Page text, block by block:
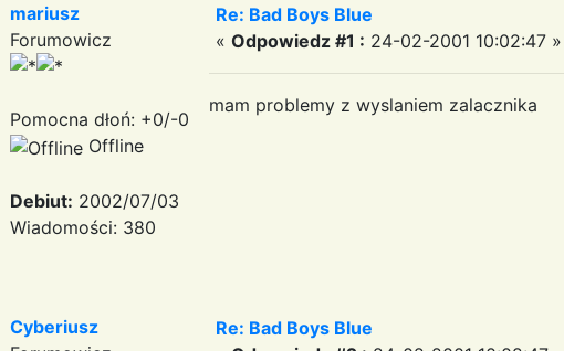
mariusz
Forumowicz
Pomocna dłoń: +0/-0
Offline
Debiut: 2002/07/03
Wiadomości: 380
Re: Bad Boys Blue
« Odpowiedz #1 : 24-02-2001 10:02:47 »
mam problemy z wyslaniem zalacznika
Cyberiusz
Re: Bad Boys Blue